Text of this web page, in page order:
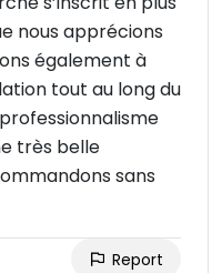
nous apprécions
également à
tout au long du
très belle
sans
Report